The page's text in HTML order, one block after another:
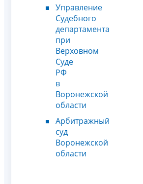
Управление
Судебного
департамента
при
Верховном
Суде
РФ
в
Воронежской
области
Арбитражный
суд
Воронежской
области